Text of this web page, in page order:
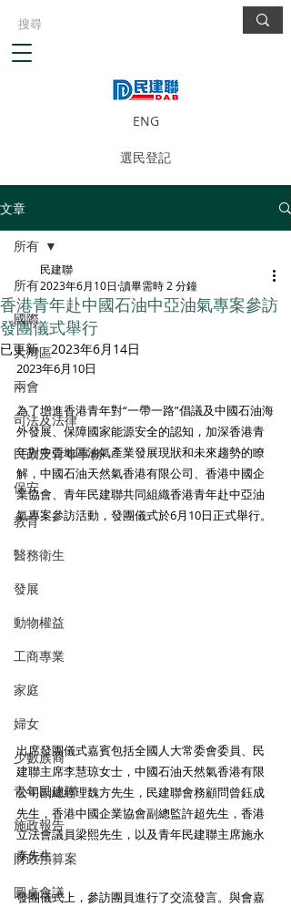
ENG
選民登記
文章
所有
國際
大灣區
兩會
司法及法律
民政及青年事務
保安
教育
醫務衛生
發展
動物權益
工商專業
家庭
婦女
少數族裔
青年民建聯
施政報告
財政預算案
圓桌會議
所有
香港青年赴中國石油中亞油氣專案參訪
發團儀式舉行
民建聯
2023年6月10日 讀畢需時 2 分鐘
已更新：2023年6月14日
2023年6月10日
為了增進香港青年對“一帶一路”倡議及中國石油海
外發展、保障國家能源安全的認知，加深香港青
年對中亞地區油氣產業發展現狀和未來趨勢的瞭
解，中國石油天然氣香港有限公司、香港中國企
業協會、青年民建聯共同組織香港青年赴中亞油
氣專案參訪活動，發團儀式於6月10日正式舉行。
出席發團儀式嘉賓包括全國人大常委會委員、民
建聯主席李慧琼女士，中國石油天然氣香港有限
公司副總經理魏方先生，民建聯會務顧問曾鈺成
先生，香港中國企業協會副總監許超先生，香港
立法會議員梁熙先生，以及青年民建聯主席施永
泰先生。
發團儀式上，參訪團員進行了交流發言。與會嘉